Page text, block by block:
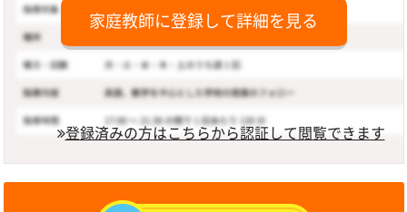
家庭教師に登録して詳細を見る
登録済みの方はこちらから認証して閲覧できます